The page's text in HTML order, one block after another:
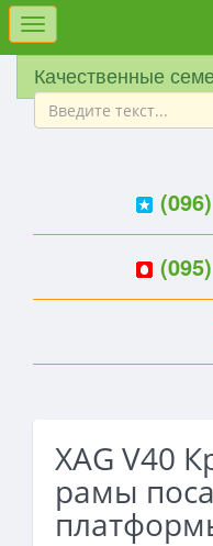
Меню
Качественные
XAG V40
рамы